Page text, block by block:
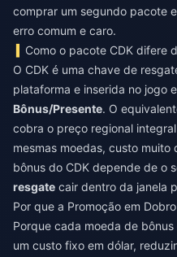
comprar um segundo pacote
erro comum e caro.
Como o pacote CDK difere
O CDK é uma chave de
plataforma e inserida no jogo
Bônus/Presente. O
cobra o preço regional
mesmas moedas, custo
bônus do CDK depende de o
resgate cair dentro da janela
Por que a Promoção em
Porque cada moeda de
um custo fixo em dólar,